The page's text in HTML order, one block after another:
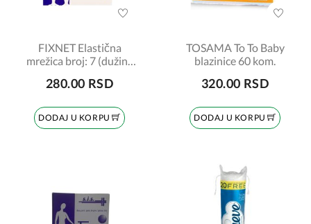
FIXNET Elastična
mrežica broj: 7 (dužina
280.00 RSD
DODAJ U KORPU
TOSAMA To To Baby
blazinice 60 kom.
320.00 RSD
DODAJ U KORPU